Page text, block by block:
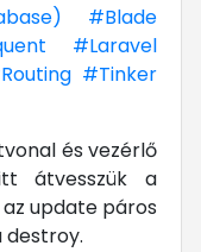
#Blade
#Laravel
#Tinker
és vezérlő
átvesszük a
update páros
destroy.